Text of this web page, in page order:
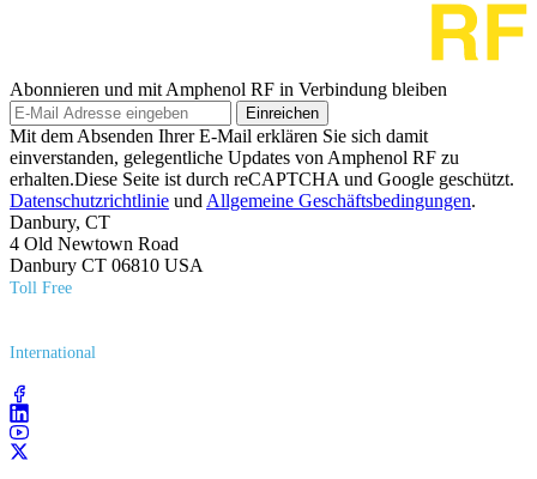
Abonnieren und mit Amphenol RF in Verbindung bleiben
Einreichen
Mit dem Absenden Ihrer E-Mail erklären Sie sich damit
einverstanden, gelegentliche Updates von Amphenol RF zu
erhalten.Diese Seite ist durch reCAPTCHA und Google geschützt.
Datenschutzrichtlinie und Allgemeine Geschäftsbedingungen.
Danbury, CT
4 Old Newtown Road
Danbury CT 06810 USA
Toll Free
International